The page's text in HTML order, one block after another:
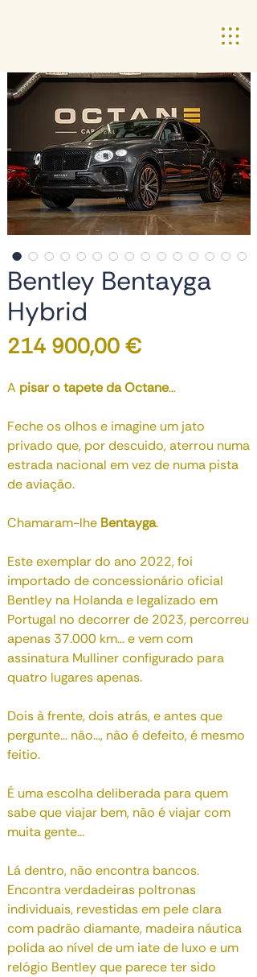
Bentley Bentayga
Hybrid
214 900,00 €Preço
A pisar o tapete da Octane…
Feche os olhos e imagine um jato
privado que, por descuido, aterrou numa
estrada nacional em vez de numa pista
de aviação.
Chamaram-lhe Bentayga.
Este exemplar do ano 2022, foi
importado de concessionário oficial
Bentley na Holanda e legalizado em
Portugal no decorrer de 2023, percorreu
apenas 37.000 km... e vem com
assinatura Mulliner configurado para
quatro lugares apenas.
Dois à frente, dois atrás, e antes que
pergunte... não..., não é defeito, é mesmo
feitio.
É uma escolha deliberada para quem
sabe que viajar bem, não é viajar com
muita gente...
Lá dentro, não encontra bancos.
Encontra verdadeiras poltronas
individuais, revestidas em pele clara
com padrão diamante, madeira náutica
polida ao nível de um iate de luxo e um
relógio Bentley que parece ter sido